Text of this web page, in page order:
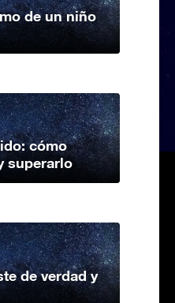
de un niño
cómo
superarlo
de verdad y